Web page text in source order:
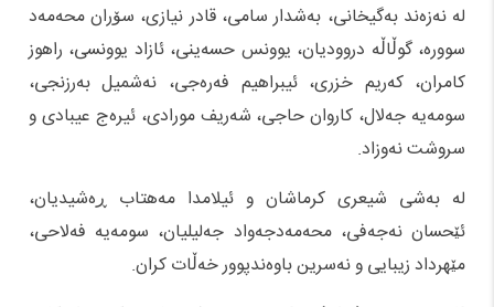
لە نەزەند بەگیخانی، بەشدار سامی، قادر نیازی، سۆران محەمەد
سوورە، گوڵاڵە دروودیان، یوونس حسەینی، ئازاد یوونسی، راهوز
کامران، کەریم خزری، ئیبراهیم فەرەجی، نەشمیل بەرزنجی،
سومەیە جەلال، کاروان حاجی، شەریف مورادی، ئیرەج عیبادی و
سروشت نەوزاد.
لە بەشی شیعری کرماشان و ئیلامدا مەهتاب ڕەشیدیان،
ئێحسان نەجەفی، محەمەدجەواد جەلیلیان، سومەیە فەلاحی،
مێهرداد زیبایی و نەسرین باوەندپوور خەڵات کران.